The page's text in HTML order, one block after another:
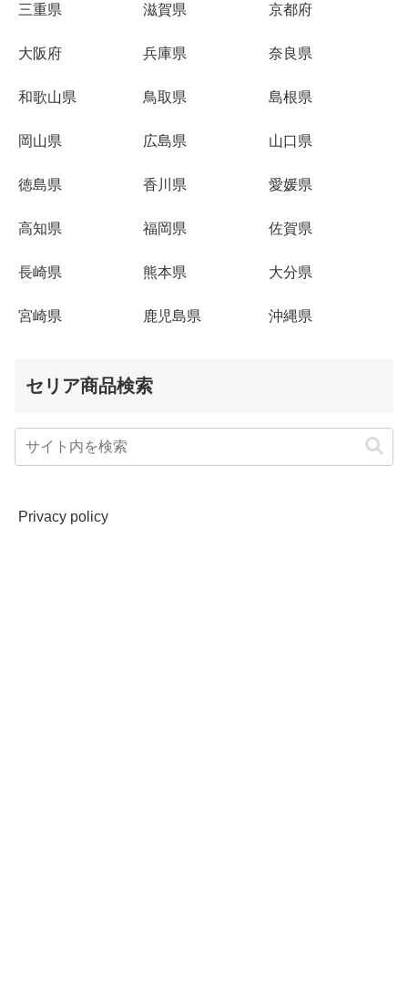
三重県 滋賀県 京都府
大阪府 兵庫県 奈良県
和歌山県 鳥取県 島根県
岡山県 広島県 山口県
徳島県 香川県 愛媛県
高知県 福岡県 佐賀県
長崎県 熊本県 大分県
宮崎県 鹿児島県 沖縄県
セリア商品検索
Privacy policy